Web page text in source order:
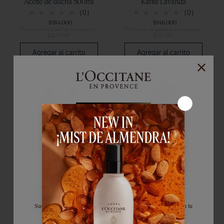
Aceite de ducha 500ml
(0)
$184.000
Agregar al carrito
Karité Lavanda
(0)
$148.000
Agregar al carrito
Dúo de Eco-Recargas Aceite
de Ducha de Almendra
500ml
(0)
$220.000
Recarga Jabón Líquido
Verbena
500 ml | $74.000
El cuidado comienza acá
Suscribite a nuestra newsletter y obtené un 10% de descuento en tu
primera compra.